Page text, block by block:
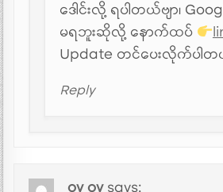
ဒေါင်းလို့ ရပါတယ်ဗျာ၊
မရဘူးဆိုလို့ နောက်ထပ်
Update တင်ပေးလိုက်ပါတ
Reply